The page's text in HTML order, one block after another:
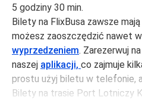
5 godziny 30 min.
Bilety na FlixBusa zawsze
możesz zaoszczędzić nawet
wyprzedzeniem. Zarezerwuj
naszej aplikacji, co zajmuje
prostu użyj biletu w telefonie,
Bilety na trasie Port Lotniczy